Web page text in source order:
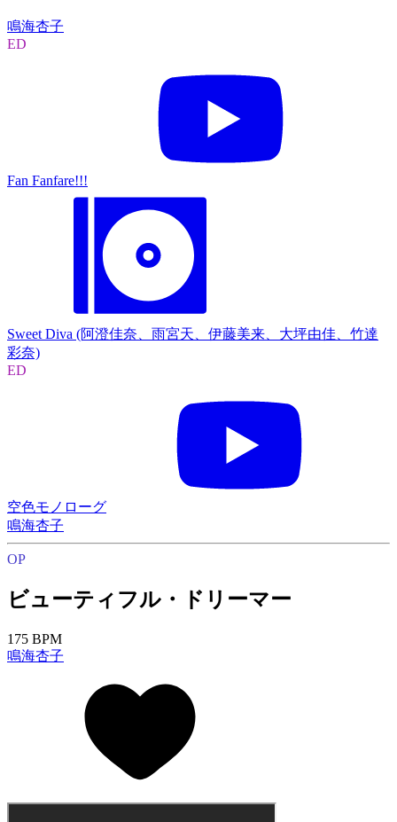
鳴海杏子
ED
Fan Fanfare!!!
Sweet Diva (阿澄佳奈、雨宮天、伊藤美来、大坪由佳、竹達
彩奈)
ED
空色モノローグ
鳴海杏子
OP
ビューティフル・ドリーマー
175 BPM
鳴海杏子